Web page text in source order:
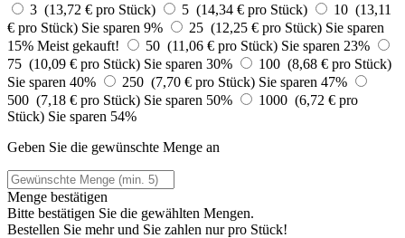
3 (13,72 € pro Stück)
5 (14,34 € pro Stück)
10 (13,11
€ pro Stück) Sie sparen 9% 25 (12,25 € pro Stück) Sie sparen
15% Meist gekauft! 50 (11,06 € pro Stück) Sie sparen 23%
75 (10,09 € pro Stück) Sie sparen 30%
100 (8,68 € pro Stück)
Sie sparen 40%
250 (7,70 € pro Stück) Sie sparen 47%
500 (7,18 € pro Stück) Sie sparen 50%
1000 (6,72 € pro
Stück) Sie sparen 54%
Geben Sie die gewünschte Menge an
Menge bestätigen
Bitte bestätigen Sie die gewählten Mengen.
Bestellen Sie mehr und Sie zahlen nurpro Stück!